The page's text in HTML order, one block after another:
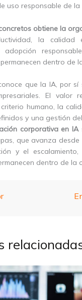
uso responsable de la
obtiene la
la
adopción
dentro de
que la IA, por sí
El valor
humano, la
y una gestión
corporativa en IA
que avanza desde
y el escalamiento,
dentro de la